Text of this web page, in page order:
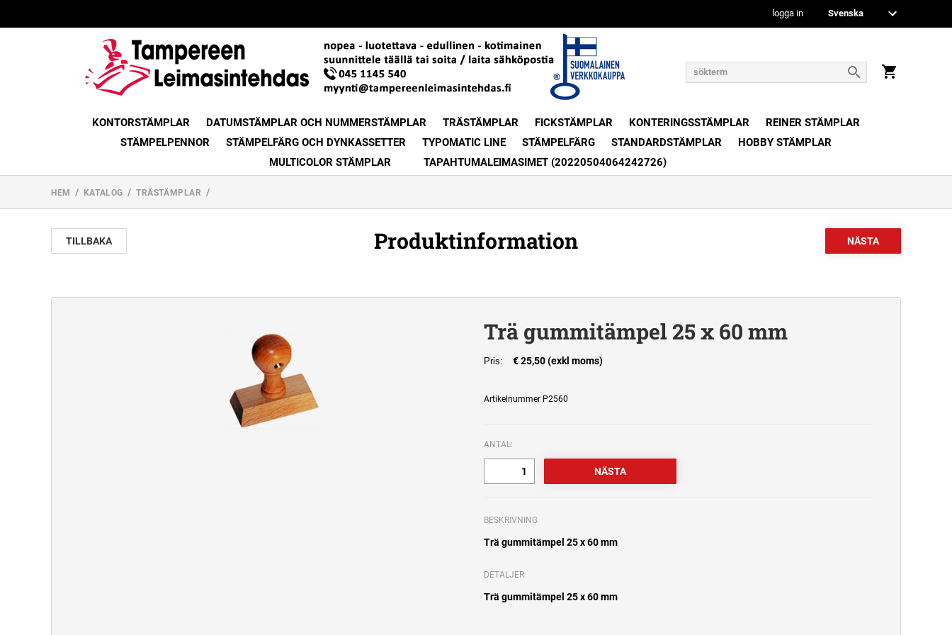
logga in
KONTORSTÄMPLAR DATUMSTÄMPLAR OCH NUMMERSTÄMPLAR TRÄSTÄMPLAR FICKSTÄMPLAR KONTERINGSSTÄMPLAR
REINER STÄMPLAR
STÄMPELPENNOR
STÄMPELFÄRG OCH DYNKASSETTER TYPOMATIC LINE STÄMPELFÄRG STANDARDSTÄMPLAR
HOBBY STÄMPLAR
MULTICOLOR STÄMPLAR
TAPAHTUMALEIMASIMET (20220504064242726)
HEM KATALOG TRÄSTÄMPLAR
TILLBAKA Produktinformation
Trä gummitämpel 25 x 60 mm
Pris: € 25,50 (exkl moms)
Artikelnummer P2560
ANTAL:
BESKRIVNING
Trä gummitämpel 25 x 60 mm
DETALJER
Trä gummitämpel 25 x 60 mm